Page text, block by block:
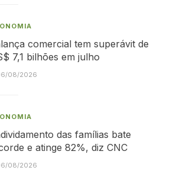
comercial tem superávit de
7,1 bilhões em julho
08/2026
das famílias bate
e atinge 82%, diz CNC
08/2026